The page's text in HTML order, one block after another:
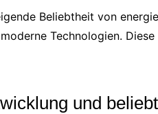
Beliebtheit von
Technologien.
und